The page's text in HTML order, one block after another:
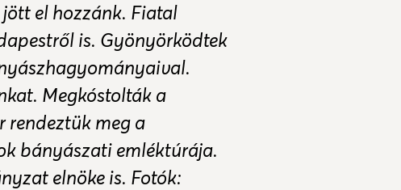
el hozzánk. Fiatal
is. Gyönyörködtek
Megkóstolták a
rendeztük meg a
bányászati emléktúrája.
elnöke is. Fotók: